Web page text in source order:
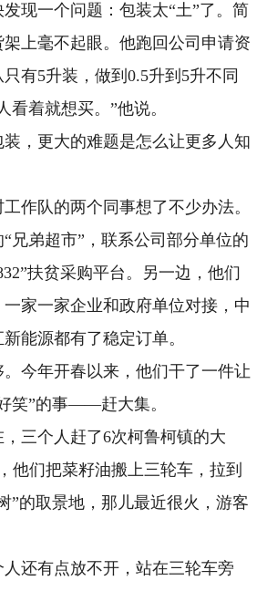
一个问题：包装太“土”了。简
上毫不起眼。他跑回公司申请资
有5升装，做到0.5升到5升不同
看着就想买。”他说。
更大的难题是怎么让更多人知
队的两个同事想了不少办法。
兄弟超市”，联系公司部分单位的
扶贫采购平台。另一边，他们
家一家企业和政府单位对接，中
能源都有了稳定订单。
年开春以来，他们干了一件让
笑”的事——赶大集。
个人赶了6次柯鲁柯镇的大
他们把菜籽油搬上三轮车，拉到
”的取景地，那儿最近很火，游客
有点放不开，站在三轮车旁